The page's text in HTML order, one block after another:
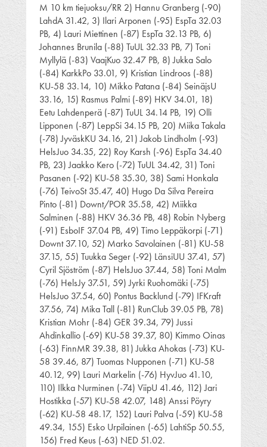
M 10 km tiejuoksu/RR 2) Hannu Granberg (-90)
LahdA 31.42, 3) Ilari Arponen (-95) EspTa 32.03
PB, 4) Lauri Miettinen (-87) EspTa 32.13 PB, 6)
Johannes Brunila (-88) TuUL 32.33 PB, 7) Toni
Myllylä (-83) VaajKuo 32.47 PB, 8) Jukka Salo
(-84) KarkkPo 33.01, 9) Kristian Lindroos (-88)
KU-58 33.14, 10) Mikko Patana (-84) SeinäjsU
33.16, 15) Rasmus Palmi (-89) HKV 34.01, 18)
Eetu Lahdenperä (-87) TuUL 34.14 PB, 19) Olli
Lipponen (-87) LeppSi 34.15 PB, 20) Miika Takala
(-78) JyväskKU 34.16, 21) Jakob Lindholm (-93)
HelsJuo 34.35, 22) Roy Karsh (-96) EspTa 34.40
PB, 23) Jaakko Kero (-72) TuUL 34.42, 31) Toni
Pasanen (-92) KU-58 35.30, 38) Sami Honkala
(-76) TeivoSt 35.47, 40) Hugo Da Silva Pereira
Pinto (-81) Downt/POR 35.58, 42) Miikka
Salminen (-88) HKV 36.36 PB, 48) Robin Nyberg
(-91) EsboIF 37.04 PB, 49) Timo Leppäkorpi (-71)
Downt 37.10, 52) Marko Savolainen (-81) KU-58
37.15, 55) Tuukka Seger (-92) LänsiUU 37.41, 57)
Cyril Sjöström (-87) HelsJuo 37.44, 58) Toni Malm
(-76) HelsJy 37.51, 59) Jyrki Ruohomäki (-75)
HelsJuo 37.54, 60) Pontus Backlund (-79) IFKraft
37.56, 74) Mika Tall (-81) RunClub 39.05 PB, 78)
Kristian Mohr (-84) GER 39.34, 79) Jussi
Ahdinkallio (-69) KU-58 39.37, 80) Kimmo Oinas
(-63) FinnMR 39.38, 81) Jukka Ahokas (-73) KU-
58 39.46, 87) Tuomas Nupponen (-71) KU-58
40.12, 99) Lauri Markelin (-76) HyvJuo 41.10,
110) Ilkka Nurminen (-74) ViipU 41.46, 112) Jari
Hostikka (-57) KU-58 42.07, 148) Anssi Pöyry
(-62) KU-58 48.17, 152) Lauri Palva (-59) KU-58
49.34, 155) Esko Urpilainen (-65) LahtiSp 50.55,
156) Fred Keus (-63) NED 51.02.